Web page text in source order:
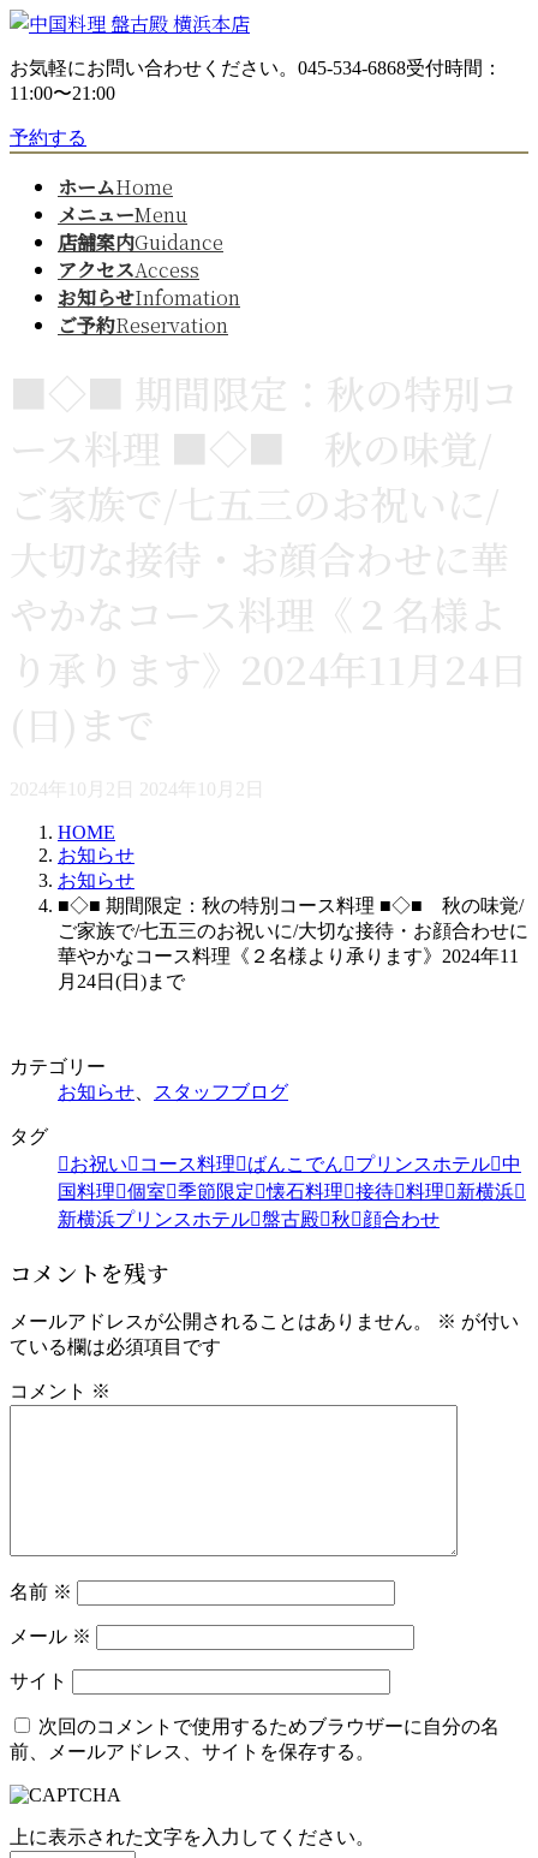
コ
テ
ン
へ
ナ
ゲ
ー
ョ
お気軽にお問い合わせください。 045-534-6868受付時間：
11:00〜21:00
予約する
ホームHome
メニューMenu
店舗案内Guidance
アクセスAccess
お知らせInfomation
ご予約Reservation
■◇■ 期間限定：秋の特別コ
ース料理 ■◇■ 秋の味覚/
ご家族で/七五三のお祝いに/
大切な接待・お顔合わせに華
やかなコース料理《２名様よ
り承ります》2024年11月24日
(日)まで
2024年10月2日
最
時
:
2024年10月2日
HOME
お知らせ
お知らせ
■◇■ 期間限定：秋の特別コース料理 ■◇■ 秋の味覚/
ご家族で/七五三のお祝いに/大切な接待・お顔合わせに
華やかなコース料理《２名様より承ります》2024年11
月24日(日)まで
カテゴリー
お知らせ
スタッフブログ
タグ
お祝い
コース料理 ばんこでん プリンスホテル 中
国料理
個室 季節限定 懐石料理 接待 料理
新横浜
新横浜プリンスホテル 盤古殿 秋 顔合わせ
コメントを残す
メールアドレスが公開されることはありません。 ※ が付い
ている欄は必須項目です
コメント ※
名前 ※
メール ※
サイト
次回のコメントで使用するためブラウザーに自分の名
前、メールアドレス、サイトを保存する。
上に表示された文字を入力してください。